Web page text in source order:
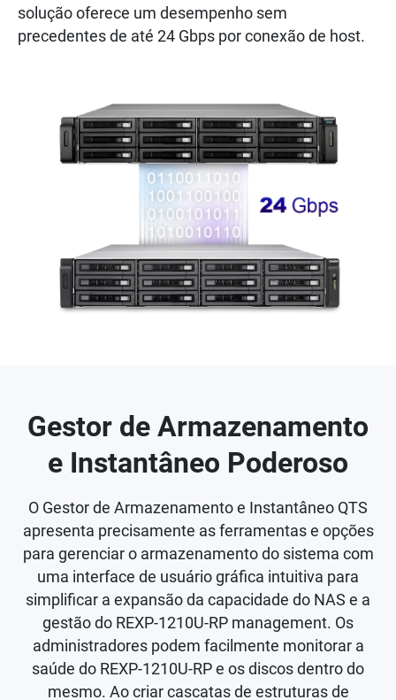
solução oferece um desempenho sem
precedentes de até 24 Gbps por conexão de host.
Gestor de Armazenamento
e Instantâneo Poderoso
O Gestor de Armazenamento e Instantâneo QTS
apresenta precisamente as ferramentas e opções
para gerenciar o armazenamento do sistema com
uma interface de usuário gráfica intuitiva para
simplificar a expansão da capacidade do NAS e a
gestão do REXP-1210U-RP management. Os
administradores podem facilmente monitorar a
saúde do REXP-1210U-RP e os discos dentro do
mesmo. Ao criar cascatas de estruturas de